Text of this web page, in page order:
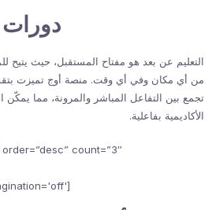
دورات
التعليم عن بعد هو مفتاح المستقبل، حيث يتيح
من أي مكان وفي أي وقت. منصة أوج تميزت
تجمع بين التفاعل المباشر والمرونة، مما
الأكاديمية بفاعلية.
count=”3″